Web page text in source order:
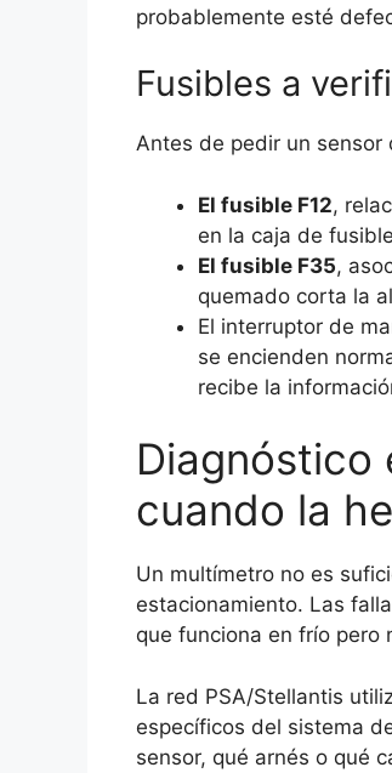
probablemente esté
Fusibles a
Antes de pedir un sensor
El fusible F12,
en la caja de
El fusible F35,
quemado corta la
El interruptor de
se encienden
recibe la
Diagnóstico
cuando la
Un multímetro no es
estacionamiento. Las
que funciona en frío pero
La red PSA/Stellantis
específicos del sistema
sensor, qué arnés o qué